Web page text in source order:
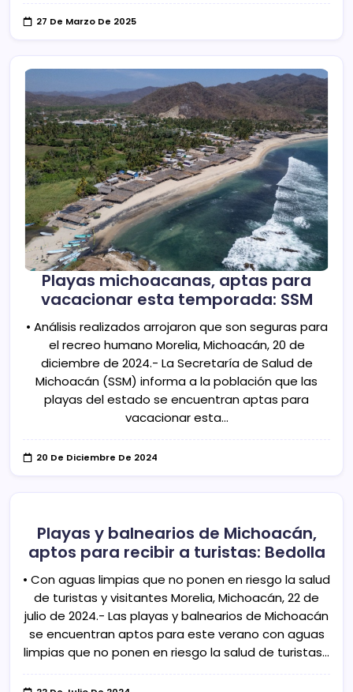
27 De Marzo De 2025
Playas michoacanas, aptas para
vacacionar esta temporada: SSM
• Análisis realizados arrojaron que son seguras para
el recreo humano Morelia, Michoacán, 20 de
diciembre de 2024.- La Secretaría de Salud de
Michoacán (SSM) informa a la población que las
playas del estado se encuentran aptas para
vacacionar esta…
20 De Diciembre De 2024
Playas y balnearios de Michoacán,
aptos para recibir a turistas: Bedolla
• Con aguas limpias que no ponen en riesgo la salud
de turistas y visitantes Morelia, Michoacán, 22 de
julio de 2024.- Las playas y balnearios de Michoacán
se encuentran aptos para este verano con aguas
limpias que no ponen en riesgo la salud de turistas…